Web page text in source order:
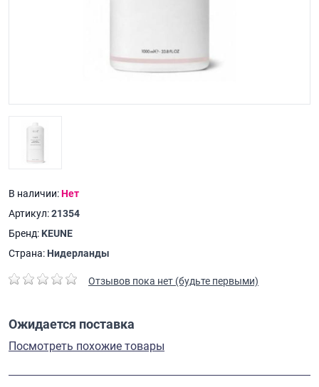
В наличии:Нет
Артикул:21354
Бренд: KEUNE
Страна: Нидерланды
Отзывов пока нет (будьте первыми)
Ожидается поставка
Посмотреть похожие товары